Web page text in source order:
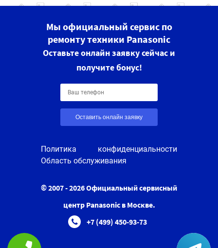
Мы официальный сервис по
ремонту техники Panasonic
Оставьте онлайн заявку сейчас и
получите бонус!
Оставить онлайн заявку
Политика конфиденциальности
Область обслуживания
© 2007 - 2026 Официальный сервисный
центр Panasonic в Москве.
+7 (499) 450-93-73